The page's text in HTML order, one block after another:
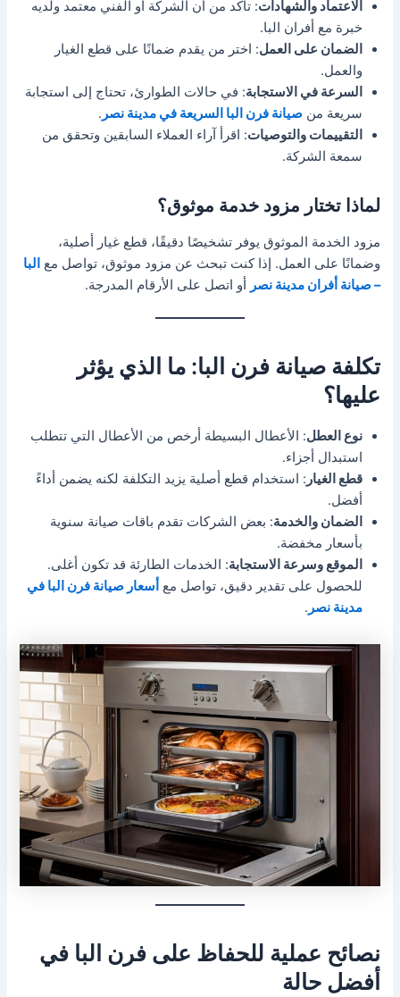
الاعتماد والشهادات: تأكد من أن الشركة أو الفني معتمد ولديه
خبرة مع أفران البا.
الضمان على العمل: اختر من يقدم ضمانًا على قطع الغيار
والعمل.
السرعة في الاستجابة: في حالات الطوارئ، تحتاج إلى استجابة
سريعة منصيانة فرن البا السريعة في مدينة نصر .
التقييمات والتوصيات: اقرأ آراء العملاء السابقين وتحقق من
سمعة الشركة.
لماذا تختار مزود خدمة موثوق؟
مزود الخدمة الموثوق يوفر تشخيصًا دقيقًا، قطع غيار أصلية،
وضمانًا على العمل. إذا كنت تبحث عن مزود موثوق، تواصل مع البا
– صيانة أفران مدينة نصر
أو اتصل على الأرقام المدرجة.
تكلفة صيانة فرن البا: ما الذي يؤثر
عليها؟
نوع العطل: الأعطال البسيطة أرخص من الأعطال التي تتطلب
استبدال أجزاء.
قطع الغيار : استخدام قطع أصلية يزيد التكلفة لكنه يضمن أداءً
أفضل.
الضمان والخدمة: بعض الشركات تقدم باقات صيانة سنوية
بأسعار مخفضة.
الموقع وسرعة الاستجابة: الخدمات الطارئة قد تكون أغلى.
للحصول على تقدير دقيق، تواصل مع أسعار صيانة فرن البا في
مدينة نصر .
نصائح عملية للحفاظ على فرن البا في
أفضل حالة